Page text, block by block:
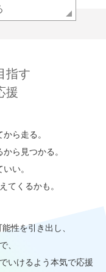
指す
援
ら走る。
ら見つかる。
い。
てくるかも。
性を引き出し、
、
いけるよう本気で応援